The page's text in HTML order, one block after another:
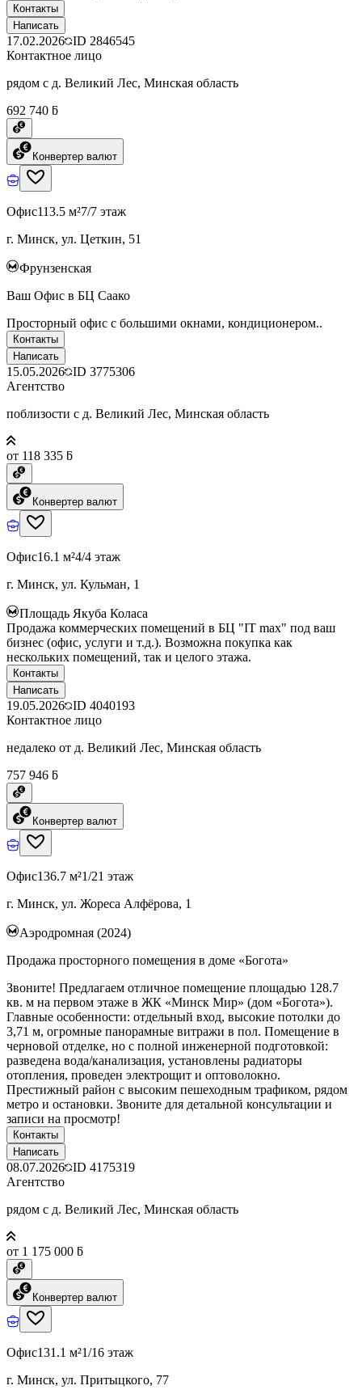
Контакты
Написать
17.02.2026 ID 2846545
Контактное лицо
рядом с д. Великий Лес, Минская область
692 740 ƃ
Конвертер валют
Офис113.5 м²7/7 этаж
г. Минск, ул. Цеткин, 51
Фрунзенская
Ваш Офис в БЦ Саако
Просторный офис с большими окнами, кондиционером..
Контакты
Написать
15.05.2026 ID 3775306
Агентство
поблизости с д. Великий Лес, Минская область
от 118 335 ƃ
Конвертер валют
Офис16.1 м²4/4 этаж
г. Минск, ул. Кульман, 1
Площадь Якуба Коласа
Продажа коммерческих помещений в БЦ "IT max" под ваш
бизнес (офис, услуги и т.д.). Возможна покупка как
нескольких помещений, так и целого этажа.
Контакты
Написать
19.05.2026 ID 4040193
Контактное лицо
недалеко от д. Великий Лес, Минская область
757 946 ƃ
Конвертер валют
Офис136.7 м²1/21 этаж
г. Минск, ул. Жореса Алфёрова, 1
Аэродромная (2024)
Продажа просторного помещения в доме «Богота»
Звоните! Предлагаем отличное помещение площадью 128.7
кв. м на первом этаже в ЖК «Минск Мир» (дом «Богота»).
Главные особенности: отдельный вход, высокие потолки до
3,71 м, огромные панорамные витражи в пол. Помещение в
черновой отделке, но с полной инженерной подготовкой:
разведена вода/канализация, установлены радиаторы
отопления, проведен электрощит и оптоволокно.
Престижный район с высоким пешеходным трафиком, рядом
метро и остановки. Звоните для детальной консультации и
записи на просмотр!
Контакты
Написать
08.07.2026 ID 4175319
Агентство
рядом с д. Великий Лес, Минская область
от 1 175 000 ƃ
Конвертер валют
Офис131.1 м²1/16 этаж
г. Минск, ул. Притыцкого, 77